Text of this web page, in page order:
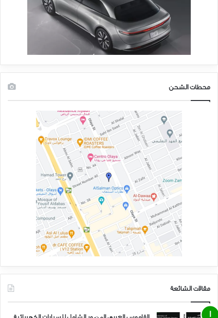
محطات الشحن
مقالات الشائعة